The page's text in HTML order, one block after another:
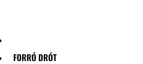
FORRÓ DRÓT